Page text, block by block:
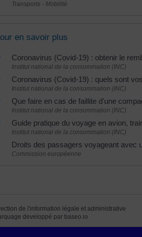
Transports - Mobilité
en savoir plus
Coronavirus (Covid-19) : obtenir le
Institut national de la consommation (INC)
Coronavirus (Covid-19) : quels sont
Institut national de la consommation (INC)
Que faire en cas de faillite d'une
Institut national de la consommation (INC)
Guide pratique du voyage en avion,
Institut national de la consommation (INC)
Droits des passagers voyageant avec
Commission européenne
de l'information légale et administrative
developpé par baseo.io